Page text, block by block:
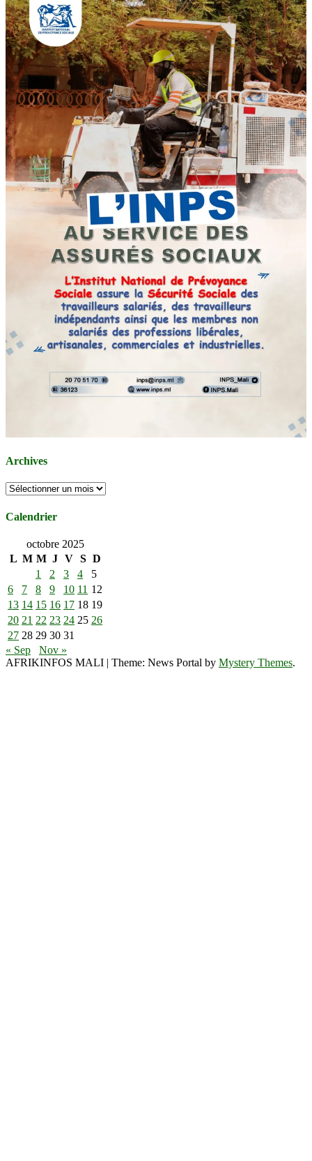
Archives
Archives
Calendrier
octobre 2025
L M M J V S D
1
2 3 4
5
6
7 8 9 10 11 12
13 14 15 16 17 18 19
20 21 22 23 24 25 26
27 28 29 30 31
« Sep
Nov »
AFRIKINFOS MALI | Theme: News Portal by Mystery Themes.